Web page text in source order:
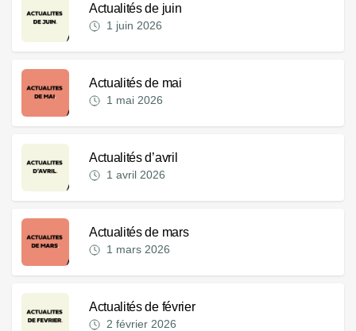
Actualités de juin
1 juin 2026
Actualités de mai
1 mai 2026
Actualités d’avril
1 avril 2026
Actualités de mars
1 mars 2026
Actualités de février
2 février 2026